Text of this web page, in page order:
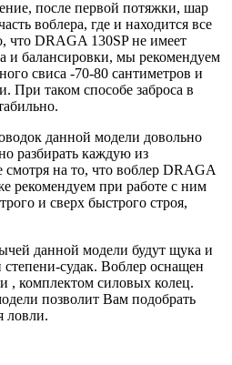
после первой потяжки, шар
воблера, где и находится все
что DRAGA 130SP не имеет
и балансировки, мы рекомендуем
свиса -70-80 сантиметров и
При таком способе заброса в
данной модели довольно
разбирать каждую из
смотря на то, что воблер DRAGA
рекомендуем при работе с ним
и сверх быстрого строя,
данной модели будут щука и
судак. Воблер оснащен
, комплектом силовых колец.
позволит Вам подобрать
ловли.